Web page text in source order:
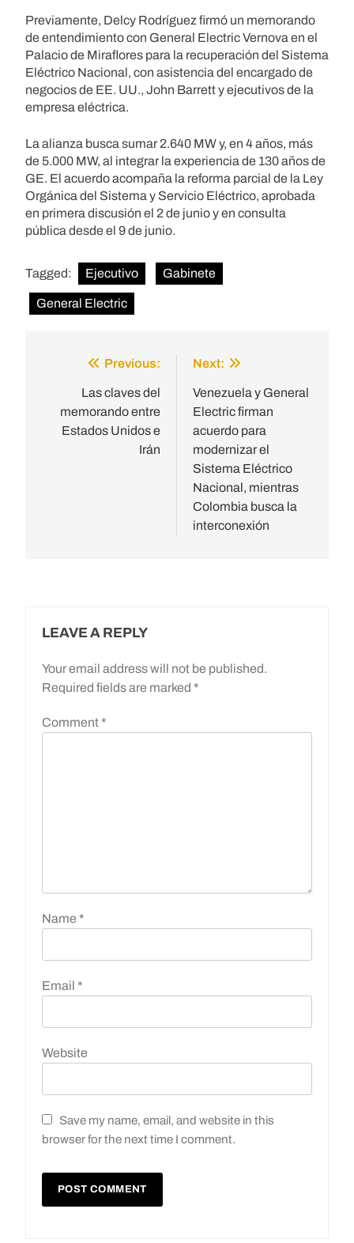
Previamente, Delcy Rodríguez firmó un memorando
de entendimiento con General Electric Vernova en el
Palacio de Miraflores para la recuperación del Sistema
Eléctrico Nacional, con asistencia del encargado de
negocios de EE. UU., John Barrett y ejecutivos de la
empresa eléctrica.
La alianza busca sumar 2.640 MW y, en 4 años, más
de 5.000 MW, al integrar la experiencia de 130 años de
GE. El acuerdo acompaña la reforma parcial de la Ley
Orgánica del Sistema y Servicio Eléctrico, aprobada
en primera discusión el 2 de junio y en consulta
pública desde el 9 de junio.
Tagged: Ejecutivo Gabinete
General Electric
navigation
Previous:
Las claves del
memorando entre
Estados Unidos e
Irán
Next:
Venezuela y General
Electric firman
acuerdo para
modernizar el
Sistema Eléctrico
Nacional, mientras
Colombia busca la
interconexión
LEAVE A REPLY
Your email address will not be published.
Required fields are marked *
Comment *
Name *
Email *
Website
Save my name, email, and website in this
browser for the next time I comment.